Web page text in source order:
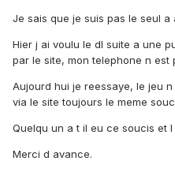
Je sais que je suis pas le seul
Hier j ai voulu le dl suite a une
par le site, mon telephone n est
Aujourd hui je reessaye, le jeu
via le site toujours le meme
Quelqu un a t il eu ce soucis et l
Merci d avance.